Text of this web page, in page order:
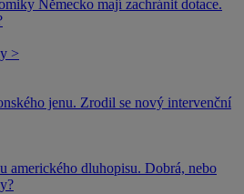
Německo mají zachránit dotace.
>
jenu. Zrodil se nový intervenční
amerického dluhopisu. Dobrá, nebo